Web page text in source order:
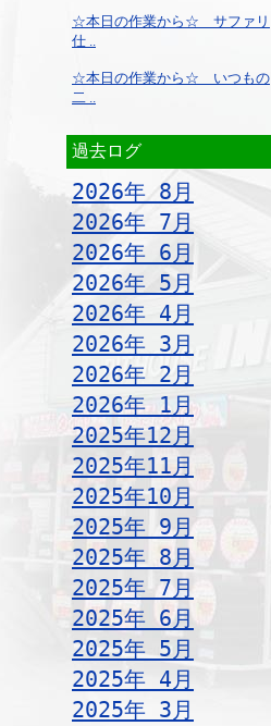
☆本日の作業から☆ サファリ
仕 ..
☆本日の作業から☆ いつもの
二 ..
過去ログ
2026年 8月
2026年 7月
2026年 6月
2026年 5月
2026年 4月
2026年 3月
2026年 2月
2026年 1月
2025年12月
2025年11月
2025年10月
2025年 9月
2025年 8月
2025年 7月
2025年 6月
2025年 5月
2025年 4月
2025年 3月